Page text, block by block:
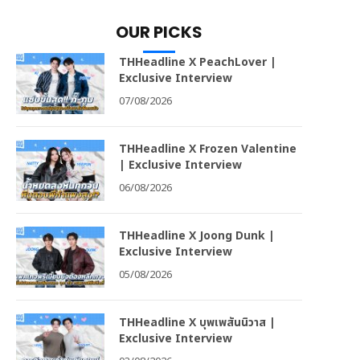
OUR PICKS
THHeadline X PeachLover |
Exclusive Interview
07/08/2026
THHeadline X Frozen Valentine
| Exclusive Interview
06/08/2026
THHeadline X Joong Dunk |
Exclusive Interview
05/08/2026
THHeadline X บุพเพสันนิวาส |
Exclusive Interview